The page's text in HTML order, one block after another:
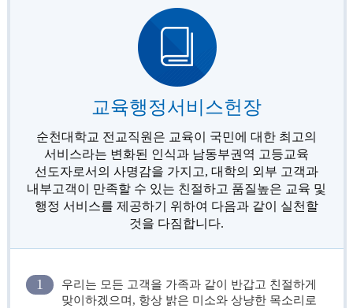
교육행정서비스헌장
순천대학교 전교직원은 교육이 국민에 대한 최고의
서비스라는 변화된 인식과 남동부권역 고등교육
선도자로서의 사명감을 가지고, 대학의 외부 고객과
내부고객이 만족할 수 있는 친절하고 품질높은 교육 및
행정 서비스를 제공하기 위하여 다음과 같이 실천할
것을 다짐합니다.
1
우리는 모든 고객을 가족과 같이 반갑고 친절하게
맞이하겠으며, 항상 밝은 미소와 상냥한 목소리로